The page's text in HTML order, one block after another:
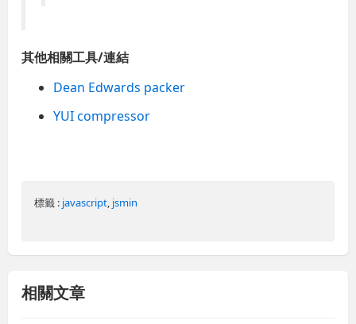
其他相關工具/連結
Dean Edwards packer
YUI compressor
標籤 : javascript jsmin
相關文章